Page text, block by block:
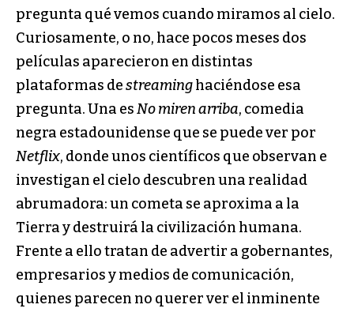
pregunta qué vemos cuando miramos al cielo.
Curiosamente, o no, hace pocos meses dos
películas aparecieron en distintas
plataformas destreaminghaciéndose esa
pregunta. Una esNo miren arriba, comedia
negra estadounidense que se puede ver por
Netflix, donde unos científicos que observan e
investigan el cielo descubren una realidad
abrumadora: un cometa se aproxima a la
Tierra y destruirá la civilización humana.
Frente a ello tratan de advertir a gobernantes,
empresarios y medios de comunicación,
quienes parecen no querer ver el inminente